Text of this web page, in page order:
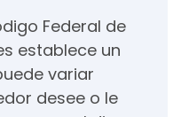
Federal de
establece un
variar
desee o le